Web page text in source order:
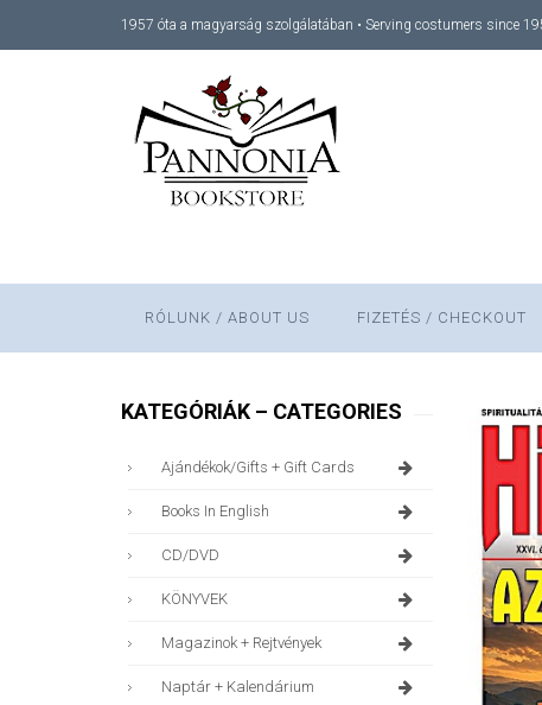
1957 óta a magyarság szolgálatában • Serving costumers since
RÓLUNK / ABOUT US FIZETÉS / CHECKOUT
KATEGÓRIÁK – CATEGORIES
Ajándékok/gifts + Gift Cards
Books In English
CD/DVD
KÖNYVEK
Magazinok + Rejtvények
Naptár + Kalendárium